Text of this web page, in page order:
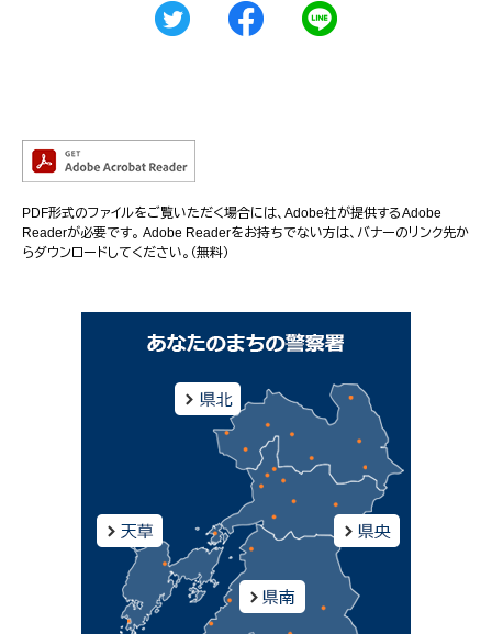
PDF形式のファイルをご覧いただく場合には、Adobe社が提供するAdobe
Readerが必要です。 Adobe Readerをお持ちでない方は、バナーのリンク先か
らダウンロードしてください。（無料）